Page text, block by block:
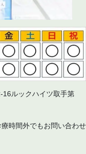
ルックハイツ取手第
時間外でもお問い合わせ